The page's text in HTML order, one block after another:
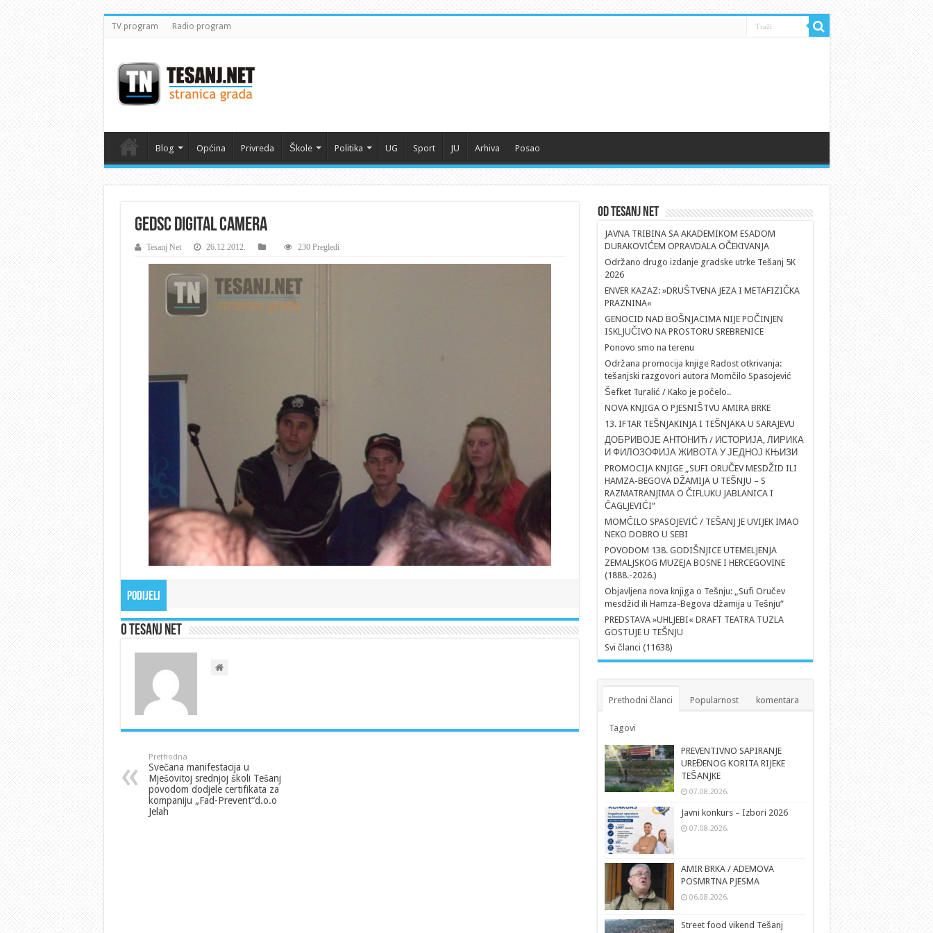
TV program Radio program
Blog Općina Privreda Škole Politika UG Sport JU Arhiva Posao
GEDSC DIGITAL CAMERA
Tesanj Net 26.12.2012. 230 Pregledi
Podijeli
O Tesanj Net
Prethodna
Svečana manifestacija u
Mješovitoj srednjoj školi Tešanj
povodom dodjele certifikata za
kompaniju „Fad-Prevent“d.o.o
Jelah
Od Tesanj Net
JAVNA TRIBINA SA AKADEMIKOM ESADOM
DURAKOVIĆEM OPRAVDALA OČEKIVANJA
Održano drugo izdanje gradske utrke Tešanj 5K
2026
ENVER KAZAZ: »DRUŠTVENA JEZA I METAFIZIČKA
PRAZNINA«
GENOCID NAD BOŠNJACIMA NIJE POČINJEN
ISKLJUČIVO NA PROSTORU SREBRENICE
Ponovo smo na terenu
Održana promocija knjige Radost otkrivanja:
tešanjski razgovori autora Momčilo Spasojević
Šefket Turalić / Kako je počelo..
NOVA KNJIGA O PJESNIŠTVU AMIRA BRKE
13. IFTAR TEŠNJAKINJA I TEŠNJAKA U SARAJEVU
ДОБРИВОЈЕ АНТОНИЋ / ИСТОРИЈА, ЛИРИКА
И ФИЛОЗОФИЈА ЖИВОТА У ЈЕДНОЈ КЊИЗИ
PROMOCIJA KNJIGE „SUFI ORUČEV MESDŽID ILI
HAMZA-BEGOVA DŽAMIJA U TEŠNJU – S
RAZMATRANJIMA O ČIFLUKU JABLANICA I
ČAGLJEVIĆI”
MOMČILO SPASOJEVIĆ / TEŠANJ JE UVIJEK IMAO
NEKO DOBRO U SEBI
POVODOM 138. GODIŠNJICE UTEMELJENJA
ZEMALJSKOG MUZEJA BOSNE I HERCEGOVINE
(1888.-2026.)
Objavljena nova knjiga o Tešnju: „Sufi Oručev
mesdžid ili Hamza-Begova džamija u Tešnju“
PREDSTAVA »UHLJEBI« DRAFT TEATRA TUZLA
GOSTUJE U TEŠNJU
Svi članci (11638)
Prethodni članci Popularnost komentara
Tagovi
PREVENTIVNO SAPIRANJE
UREĐENOG KORITA RIJEKE
TEŠANJKE
07.08.2026.
Javni konkurs – Izbori 2026
07.08.2026.
AMIR BRKA / ADEMOVA
POSMRTNA PJESMA
06.08.2026.
Street food vikend Tešanj